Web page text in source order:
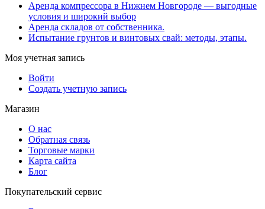
Аренда компрессора в Нижнем Новгороде — выгодные
условия и широкий выбор
Аренда складов от собственника.
Испытание грунтов и винтовых свай: методы, этапы.
Моя учетная запись
Войти
Создать учетную запись
Магазин
О нас
Обратная связь
Торговые марки
Карта сайта
Блог
Покупательский сервис